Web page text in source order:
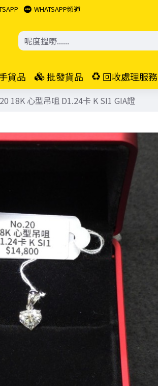
WHATSAPP頻道
貨品 批發貨品 回收處理服務
18K 心型吊咀 D1.24卡 K SI1 GIA證